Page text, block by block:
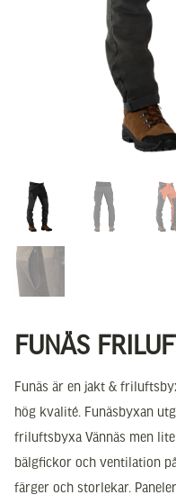
FUNÄS
Funäs är en jakt &
hög kvalité. Funäsbyxan
friluftsbyxa Vännäs men
bälgfickor och ventilation
färger och storlekar.